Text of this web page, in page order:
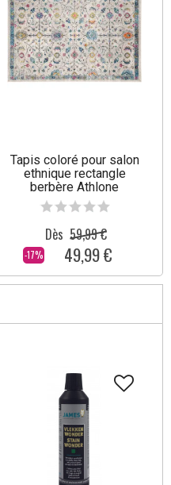
Tapis coloré pour salon
ethnique rectangle
berbère Athlone
-17%
Dès 59,99 €
49,99 €